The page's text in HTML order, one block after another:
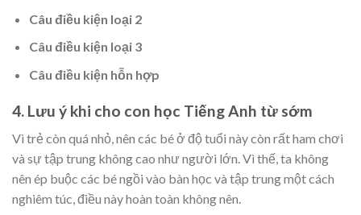
Câu điều kiện loại 2
Câu điều kiện loại 3
Câu điều kiện hỗn hợp
4. Lưu ý khi cho con học Tiếng Anh từ sớm
Vì trẻ còn quá nhỏ, nên các bé ở độ tuổi này còn rất ham chơi
và sự tập trung không cao như người lớn. Vì thế, ta không
nên ép buộc các bé ngồi vào bàn học và tập trung một cách
nghiêm túc, điều này hoàn toàn không nên.